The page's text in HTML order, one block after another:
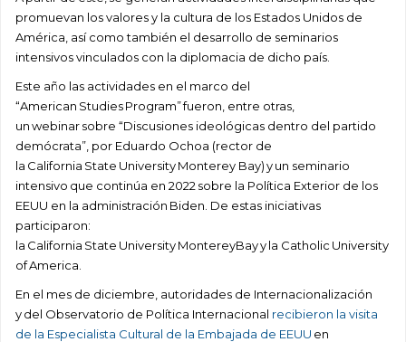
promuevan los valores y la cultura de los Estados Unidos de
América, así como también el desarrollo de seminarios
intensivos vinculados con la diplomacia de dicho país.
Este año las actividades en el marco del
“American Studies Program” fueron, entre otras,
un webinar sobre “Discusiones ideológicas dentro del partido
demócrata”, por Eduardo Ochoa (rector de
la California State University Monterey Bay) y un seminario
intensivo que continúa en 2022 sobre la Política Exterior de los
EEUU en la administración Biden. De estas iniciativas
participaron:
la California State University MontereyBay yla Catholic University
of America.
En el mes de diciembre, autoridades de Internacionalización
y del Observatorio de Política Internacional recibieron la visita
de la Especialista Cultural de la Embajada de EEUU en